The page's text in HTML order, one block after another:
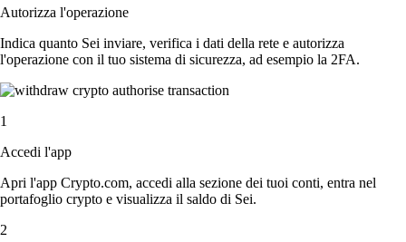
Autorizza l'operazione
Indica quanto Sei inviare, verifica i dati della rete e autorizza
l'operazione con il tuo sistema di sicurezza, ad esempio la 2FA.
1
Accedi l'app
Apri l'app Crypto.com, accedi alla sezione dei tuoi conti, entra nel
portafoglio crypto e visualizza il saldo di Sei.
2